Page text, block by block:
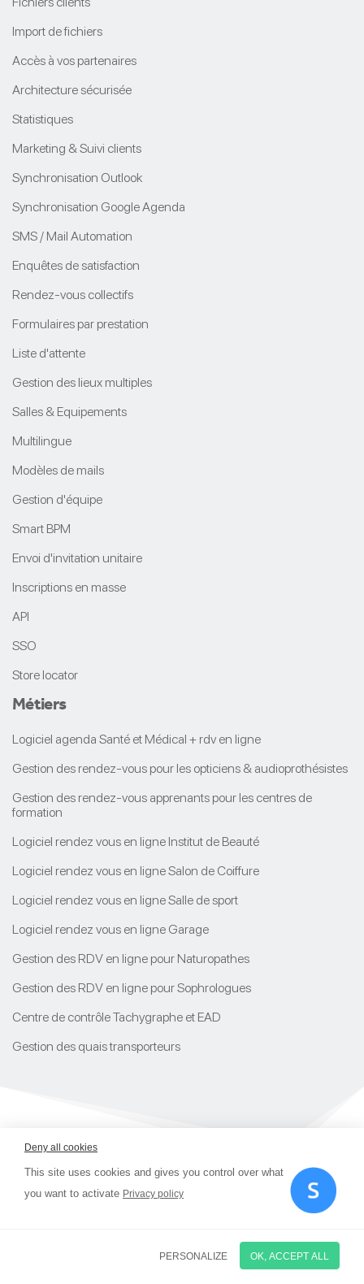
Import de fichiers
Accès à vos partenaires
Architecture sécurisée
Statistiques
Marketing & Suivi clients
Synchronisation Outlook
Synchronisation Google Agenda
SMS / Mail Automation
Enquêtes de satisfaction
Rendez-vous collectifs
Formulaires par prestation
Liste d'attente
Gestion des lieux multiples
Salles & Equipements
Multilingue
Modèles de mails
Gestion d'équipe
Smart BPM
Envoi d'invitation unitaire
Inscriptions en masse
API
SSO
Store locator
Métiers
Logiciel agenda Santé et Médical + rdv en ligne
Gestion des rendez-vous pour les opticiens & audioprothésistes
Gestion des rendez-vous apprenants pour les centres de
formation
Logiciel rendez vous en ligne Institut de Beauté
Logiciel rendez vous en ligne Salon de Coiffure
Logiciel rendez vous en ligne Salle de sport
Logiciel rendez vous en ligne Garage
Gestion des RDV en ligne pour Naturopathes
Gestion des RDV en ligne pour Sophrologues
Centre de contrôle Tachygraphe et EAD
Gestion des quais transporteurs
Smart Agenda® est une marque déposée | © 2009 - 2026
SmartAgenda| Tous droits réservés.
This site uses cookies and gives you control over what
you want to activate Privacy policy
PERSONALIZE
Deny all cookies
OK, ACCEPT ALL